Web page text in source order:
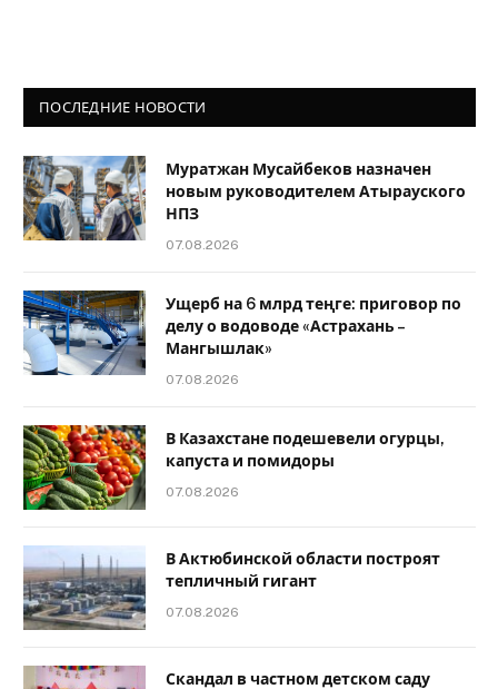
ПОСЛЕДНИЕ НОВОСТИ
Муратжан Мусайбеков назначен
новым руководителем Атырауского
НПЗ
07.08.2026
Ущерб на 6 млрд теңге: приговор по
делу о водоводе «Астрахань –
Мангышлак»
07.08.2026
В Казахстане подешевели огурцы,
капуста и помидоры
07.08.2026
В Актюбинской области построят
тепличный гигант
07.08.2026
Скандал в частном детском саду